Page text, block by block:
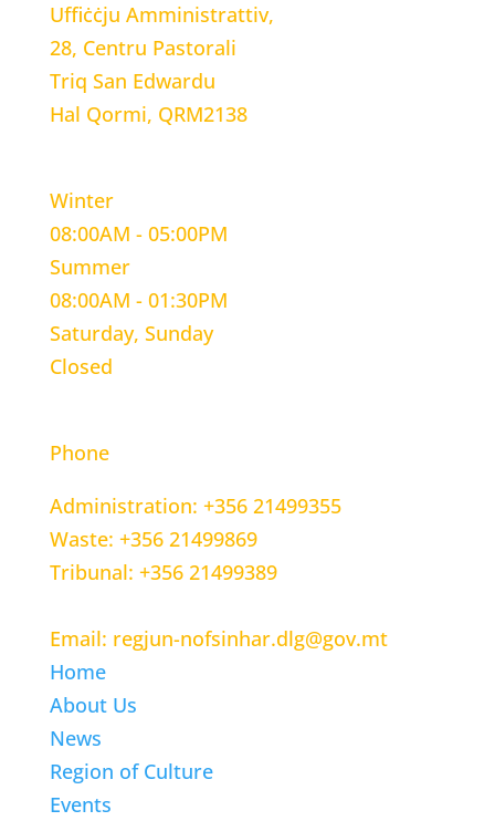
Uffiċċju Amministrattiv,
28, Centru Pastorali
Triq San Edwardu
Hal Qormi, QRM2138
Winter
08:00AM - 05:00PM
Summer
08:00AM - 01:30PM
Saturday, Sunday
Closed
Phone
Administration: +356 21499355
Waste: +356 21499869
Tribunal: +356 21499389
Email: regjun-nofsinhar.dlg@gov.mt
Home
About Us
News
Region of Culture
Events